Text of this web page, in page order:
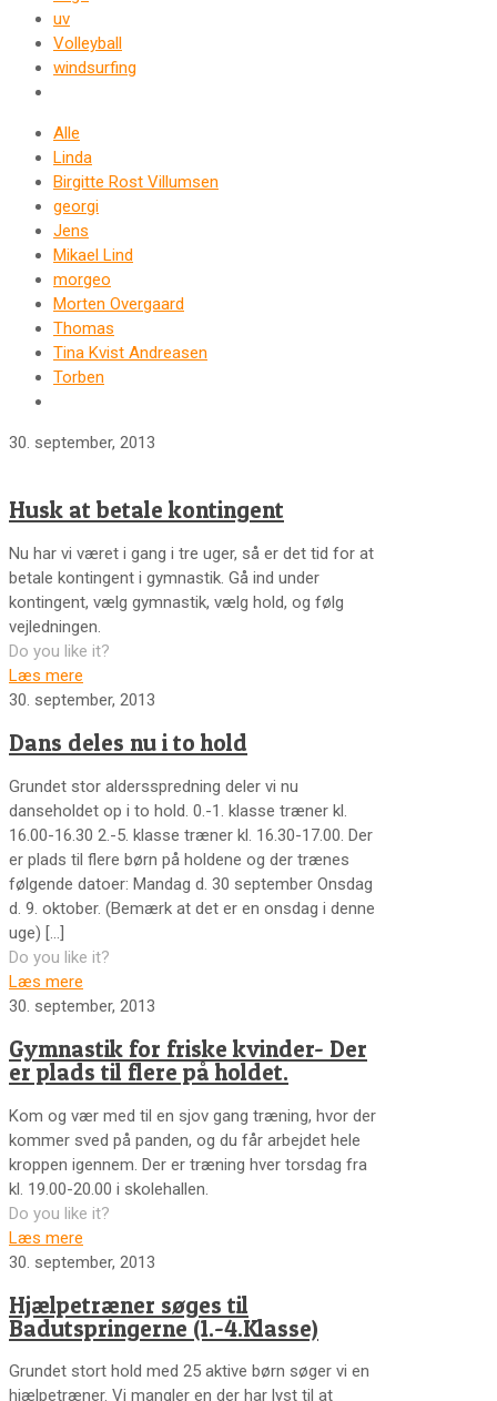
uv
Volleyball
windsurfing
Alle
Linda
Birgitte Rost Villumsen
georgi
Jens
Mikael Lind
morgeo
Morten Overgaard
Thomas
Tina Kvist Andreasen
Torben
30. september, 2013
Husk at betale kontingent
Nu har vi været i gang i tre uger, så er det tid for at
betale kontingent i gymnastik. Gå ind under
kontingent, vælg gymnastik, vælg hold, og følg
vejledningen.
Do you like it?
Læs mere
30. september, 2013
Dans deles nu i to hold
Grundet stor aldersspredning deler vi nu
danseholdet op i to hold. 0.-1. klasse træner kl.
16.00-16.30 2.-5. klasse træner kl. 16.30-17.00. Der
er plads til flere børn på holdene og der trænes
følgende datoer: Mandag d. 30 september Onsdag
d. 9. oktober. (Bemærk at det er en onsdag i denne
uge) […]
Do you like it?
Læs mere
30. september, 2013
Gymnastik for friske kvinder- Der
er plads til flere på holdet.
Kom og vær med til en sjov gang træning, hvor der
kommer sved på panden, og du får arbejdet hele
kroppen igennem. Der er træning hver torsdag fra
kl. 19.00-20.00 i skolehallen.
Do you like it?
Læs mere
30. september, 2013
Hjælpetræner søges til
Badutspringerne (1.-4.Klasse)
Grundet stort hold med 25 aktive børn søger vi en
hjælpetræner. Vi mangler en der har lyst til at